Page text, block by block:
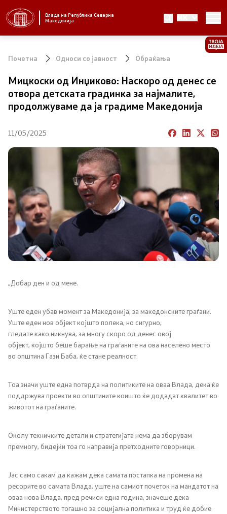
Влада на Република Северна
Македонија
MK
Стратешки приоритети и програма
Завршени планови
Национални стратегии
Претседател на Владата
Канцеларија на Претседателот на Владата
Заменици на Претседателот на Владата
Состав на Владата
Министерства
СОЗР
Комисии
Органи во состав
Национални координатори
Генерален Секретаријат
Канцеларија на портпарол
Почетна Односи со јавност Обраќања
Мицкоски од Инџиково: Наскоро од денес се
отвора детската градинка за најмалите,
продолжуваме да ја градиме Македонија
11/05/2025
„Добар ден и од мене.
Уште еден убав момент за Македонија, за македонските граѓани.
Уште еден нов објект којшто полека, но сигурно,
гледате како никнува, за многу скоро од денес овој
објект, којшто беше барање на граѓаните на ова населено место
во општина Гази Баба, ќе стане реалност.
Тоа значи уште една потврда на политиките на оваа Влада, дека ќе
поддржува проекти во општините коишто ќе додадат квалитет во
животот на граѓаните.
Околу техничките детали и стратегијата нема да зборувам
премногу, бидејќи тоа го направија претходните говорници.
Јас само сакам да кажам дека самата постапка на промена на
ресорите во самата Влада, уште на самиот почеток на мандатот на
оваа нова Влада, пред речиси една година, значеше дека
Министерството тогашно за социјална политика и труд ќе добие